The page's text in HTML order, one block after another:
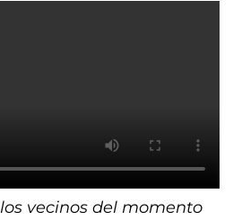
vecinos del momento